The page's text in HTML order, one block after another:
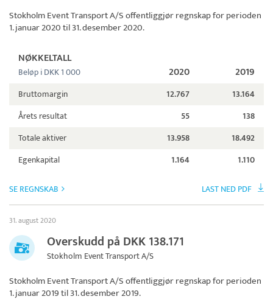
Stokholm Event Transport A/Soffentliggjør regnskap for perioden
1. januar 2020 til 31. desember 2020.
NØKKELTALL
Beløp i DKK 1 000 2020 2019
Bruttomargin 12.767
13.164
Årets resultat
55
138
Totale aktiver
13.958
18.492
Egenkapital
1.164 1.110
SE REGNSKAB LAST NED PDF
31. august 2020
Overskudd på DKK 138.171
Stokholm Event Transport A/S
Stokholm Event Transport A/Soffentliggjør regnskap for perioden
1. januar 2019 til 31. desember 2019.